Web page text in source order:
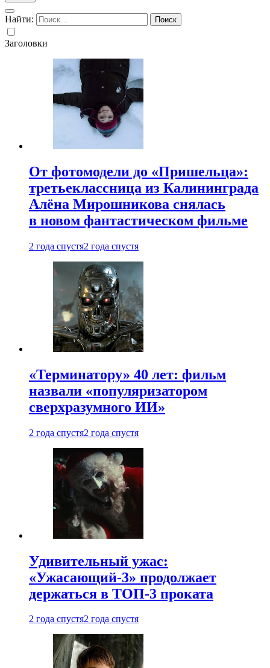
Найти:
Заголовки
От фотомодели до «Пришельца»:
третьеклассница из Калининграда
Алёна Мирошникова снялась
в новом фантастическом фильме
2 года спустя2 года спустя
«Терминатору» 40 лет: фильм
назвали «популяризатором
сверхразумного ИИ»
2 года спустя2 года спустя
Удивительный ужас:
«Ужасающий-3» продолжает
держаться в ТОП-3 проката
2 года спустя2 года спустя